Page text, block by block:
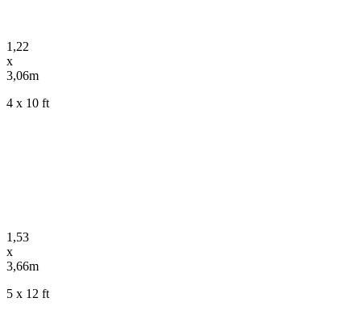
1,22
x
3,06m
4 x 10 ft
1,53
x
3,66m
5 x 12 ft